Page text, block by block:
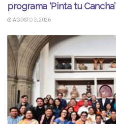
programa ‘Pinta tu Cancha’
AGOSTO 3, 2026